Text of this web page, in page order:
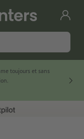
toujours et sans